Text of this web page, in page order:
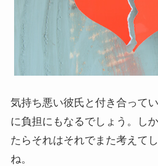
気持ち悪い彼氏と付き合って
に負担にもなるでしょう。し
たらそれはそれでまた考えて
ね。